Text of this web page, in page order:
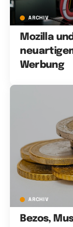
ARCHIV
Mozilla
Werbung
ARCHIV
Bezos,